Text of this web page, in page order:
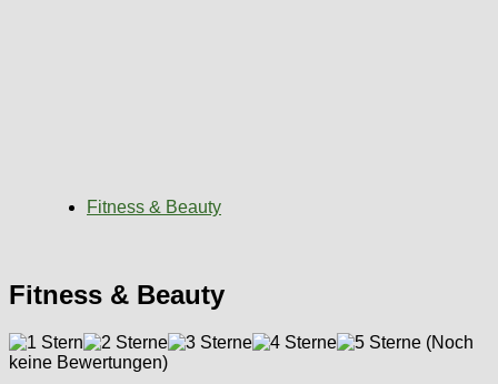
Fitness & Beauty
Fitness & Beauty
(Noch
keine Bewertungen)